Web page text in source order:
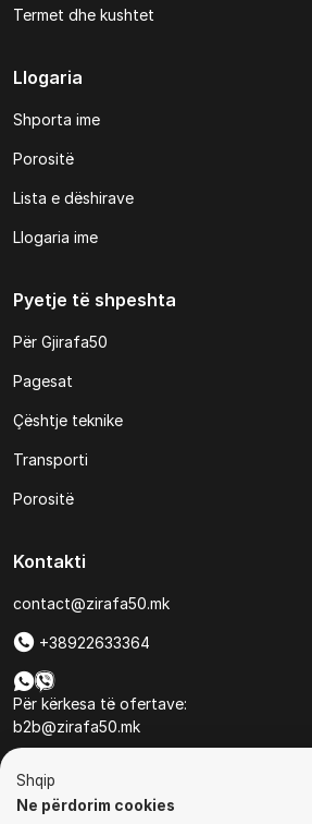
Termet dhe kushtet
Llogaria
Shporta ime
Porositë
Lista e dëshirave
Llogaria ime
Pyetje të shpeshta
Për Gjirafa50
Pagesat
Çështje teknike
Transporti
Porositë
Kontakti
contact@zirafa50.mk
+38922633364
Për kërkesa të ofertave:
b2b@zirafa50.mk
Shqip
Ne përdorim cookies